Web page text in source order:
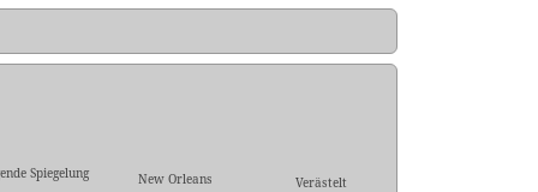
Spiegelung New Orleans Verästelt